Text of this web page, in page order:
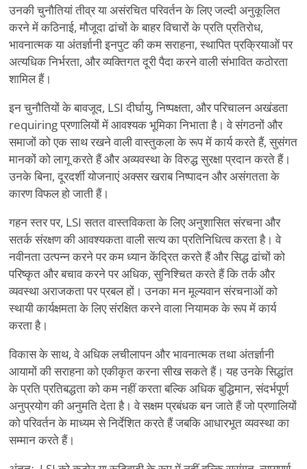
उनकी चुनौतियां तीव्र या असंरचित परिवर्तन के लिए जल्दी अनुकूलित
करने में कठिनाई, मौजूदा ढांचों के बाहर विचारों के प्रति प्रतिरोध,
भावनात्मक या अंतर्ज्ञानी इनपुट की कम सराहना, स्थापित प्रक्रियाओं पर
अत्यधिक निर्भरता, और व्यक्तिगत दूरी पैदा करने वाली संभावित कठोरता
शामिल हैं।
इन चुनौतियों के बावजूद, LSI दीर्घायु, निष्पक्षता, और परिचालन अखंडता
requiring प्रणालियों में आवश्यक भूमिका निभाता है। वे संगठनों और
समाजों को एक साथ रखने वाली वास्तुकला के रूप में कार्य करते हैं, सुसंगत
मानकों को लागू करते हैं और अव्यवस्था के विरुद्ध सुरक्षा प्रदान करते हैं।
उनके बिना, दूरदर्शी योजनाएं अक्सर खराब निष्पादन और असंगतता के
कारण विफल हो जाती हैं।
गहन स्तर पर, LSI सतत वास्तविकता के लिए अनुशासित संरचना और
सतर्क संरक्षण की आवश्यकता वाली सत्य का प्रतिनिधित्व करता है। वे
नवीनता उत्पन्न करने पर कम ध्यान केंद्रित करते हैं और सिद्ध ढांचों को
परिष्कृत और बचाव करने पर अधिक, सुनिश्चित करते हैं कि तर्क और
व्यवस्था अराजकता पर प्रबल हों। उनका मन मूल्यवान संरचनाओं को
स्थायी कार्यक्षमता के लिए संरक्षित करने वाला नियामक के रूप में कार्य
करता है।
विकास के साथ, वे अधिक लचीलापन और भावनात्मक तथा अंतर्ज्ञानी
आयामों की सराहना को एकीकृत करना सीख सकते हैं। यह उनके सिद्धांत
के प्रति प्रतिबद्धता को कम नहीं करता बल्कि अधिक बुद्धिमान, संदर्भपूर्ण
अनुप्रयोग की अनुमति देता है। वे सक्षम प्रबंधक बन जाते हैं जो प्रणालियों
को परिवर्तन के माध्यम से निर्देशित करते हैं जबकि आधारभूत व्यवस्था का
सम्मान करते हैं।